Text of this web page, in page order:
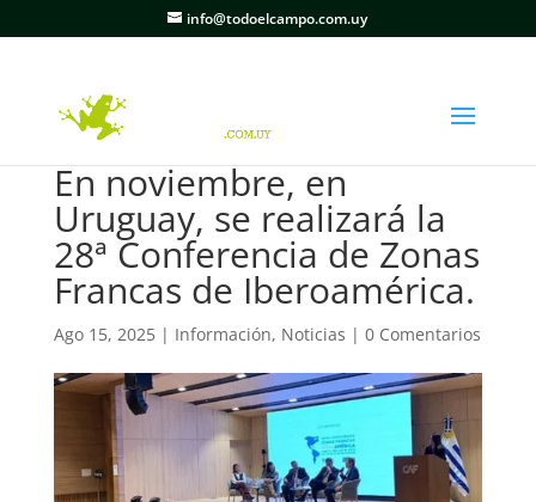
info@todoelcampo.com.uy
En noviembre, en
Uruguay, se realizará la
28ª Conferencia de Zonas
Francas de Iberoamérica.
Ago 15, 2025| Información, Noticias | 0 Comentarios